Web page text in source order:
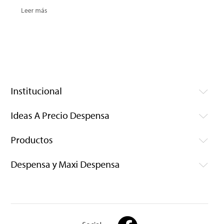
Leer más
Institucional
Ideas A Precio Despensa
Productos
Despensa y Maxi Despensa